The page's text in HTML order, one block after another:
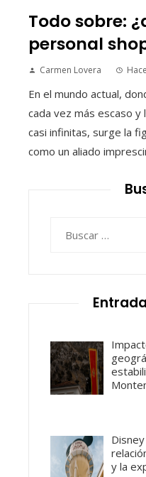
Todo sobre:
personal
Carmen Lovera
En el mundo actual,
cada vez más escaso y
casi infinitas, surge la
como un aliado
y la